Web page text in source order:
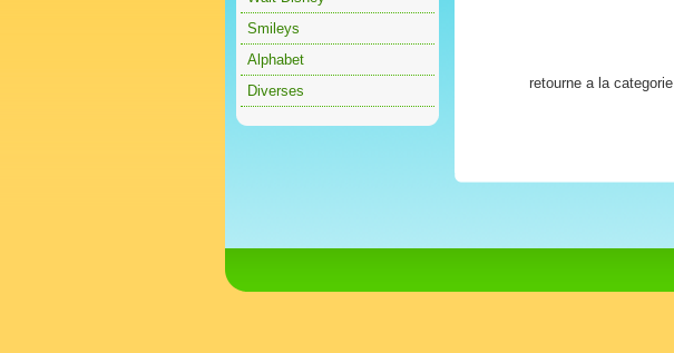
Smileys
Alphabet
Diverses
retourne a la categorie